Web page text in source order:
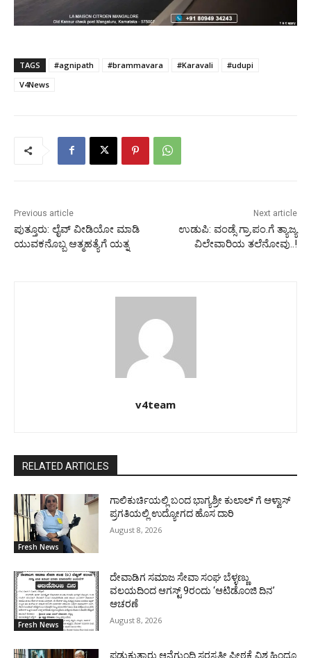
TAGS #agnipath #brammavara #Karavali
#udupi
V4News
Previous article
ಪುತ್ತೂರು: ಲೈವ್ ವೀಡಿಯೋ ಮಾಡಿ
ಯುವಕನೊಬ್ಬ ಆತ್ಮಹತ್ಯೆಗೆ ಯತ್ನ
Next article
ಉಡುಪಿ: ವಂಡ್ಸೆ ಗ್ರಾ.ಪಂ.ಗೆ ತ್ಯಾಜ್ಯ
ವಿಲೇವಾರಿಯ ತಲೆನೋವು..!
v4team
RELATED ARTICLES
Fresh News
ಗಾಲಿಕುರ್ಚಿಯಲ್ಲಿ ಬಂದ ಭಾಗ್ಯಶ್ರೀ ಕುಲಾಲ್ ಗೆ ಆಳ್ವಾಸ್
ಪ್ರಗತಿಯಲ್ಲಿ ಉದ್ಯೋಗದ ಹೊಸ ದಾರಿ
August 8, 2026
Fresh News
ದೇವಾಡಿಗ ಸಮಾಜ ಸೇವಾ ಸಂಘ ಬೆಳ್ಳಣ್ಣು
ವಲಯದಿಂದ ಆಗಸ್ಟ್ 9ರಂದು ‘ಆಟಿಡೊಂಜಿ ದಿನ’
ಆಚರಣೆ
August 8, 2026
ಪಡುಕುತ್ಯಾರು ಆನೆಗುಂದಿ ಸರಸ್ವತೀ ಪೀಠಕ್ಕೆ ವಿಶ್ವ ಹಿಂದೂ